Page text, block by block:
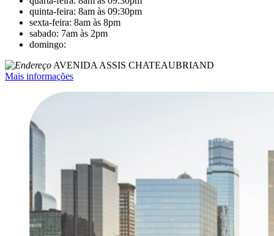
quinta-feira: 8am às 09:30pm
sexta-feira: 8am às 8pm
sabado: 7am às 2pm
domingo:
AVENIDA ASSIS CHATEAUBRIAND
Mais informações